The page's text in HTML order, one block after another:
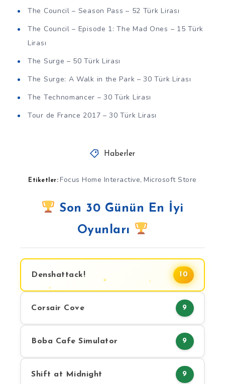
The Council – Season Pass – 52 Türk Lirası
The Council – Episode 1: The Mad Ones – 15 Türk
Lirası
The Surge – 50 Türk Lirası
The Surge: A Walk in the Park – 30 Türk Lirası
The Technomancer – 30 Türk Lirası
Tour de France 2017 – 30 Türk Lirası
Haberler
Etiketler: Focus Home Interactive,Microsoft Store
Son 30 Günün En İyi
Oyunları
Denshattack! 10
Corsair Cove 9
Boba Cafe Simulator 9
Shift at Midnight 9